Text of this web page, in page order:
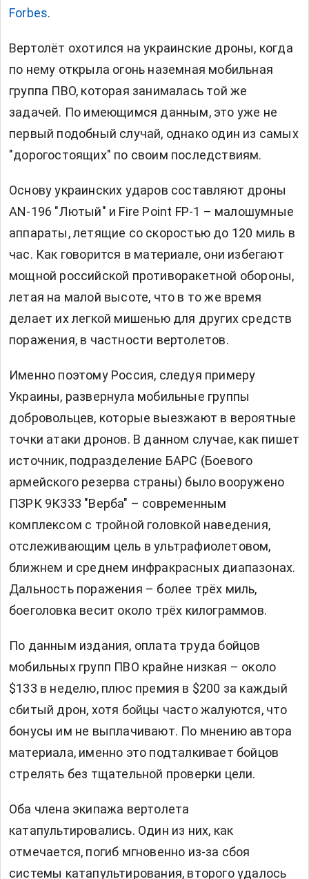
Forbes.
Вертолёт охотился на украинские дроны, когда
по нему открыла огонь наземная мобильная
группа ПВО, которая занималась той же
задачей. По имеющимся данным, это уже не
первый подобный случай, однако один из самых
"дорогостоящих" по своим последствиям.
Основу украинских ударов составляют дроны
AN-196 "Лютый" и Fire Point FP-1 – малошумные
аппараты, летящие со скоростью до 120 миль в
час. Как говорится в материале, они избегают
мощной российской противоракетной обороны,
летая на малой высоте, что в то же время
делает их легкой мишенью для других средств
поражения, в частности вертолетов.
Именно поэтому Россия, следуя примеру
Украины, развернула мобильные группы
добровольцев, которые выезжают в вероятные
точки атаки дронов. В данном случае, как пишет
источник, подразделение БАРС (Боевого
армейского резерва страны) было вооружено
ПЗРК 9К333 "Верба" – современным
комплексом с тройной головкой наведения,
отслеживающим цель в ультрафиолетовом,
ближнем и среднем инфракрасных диапазонах.
Дальность поражения – более трёх миль,
боеголовка весит около трёх килограммов.
По данным издания, оплата труда бойцов
мобильных групп ПВО крайне низкая – около
$133 в неделю, плюс премия в $200 за каждый
сбитый дрон, хотя бойцы часто жалуются, что
бонусы им не выплачивают. По мнению автора
материала, именно это подталкивает бойцов
стрелять без тщательной проверки цели.
Оба члена экипажа вертолета
катапультировались. Один из них, как
отмечается, погиб мгновенно из-за сбоя
системы катапультирования, второго удалось